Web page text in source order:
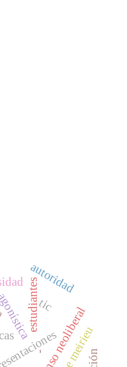
estudiantes
autoridad
tic
-